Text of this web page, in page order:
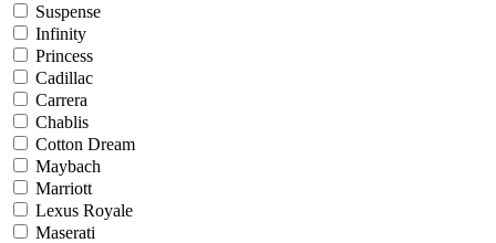
Suspense
Infinity
Princess
Cadillac
Carrera
Chablis
Cotton Dream
Maybach
Marriott
Lexus Royale
Maserati